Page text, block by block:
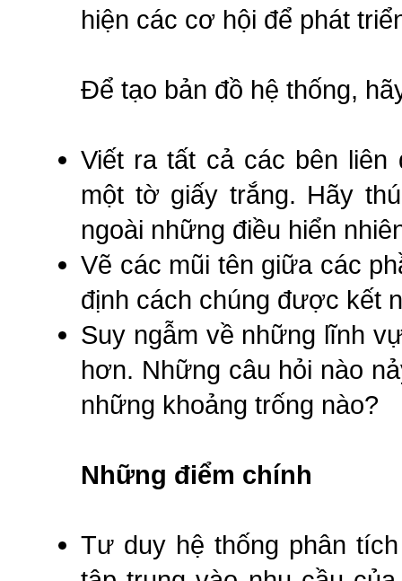
hiện các cơ hội để phát
Để tạo bản đồ hệ thống,
Viết ra tất cả các bên liên
một tờ giấy trắng. Hãy
ngoài những điều hiển
Vẽ các mũi tên giữa các
định cách chúng được kết
Suy ngẫm về những lĩnh
hơn. Những câu hỏi nào
những khoảng trống nào?
Những điểm chính
Tư duy hệ thống phân